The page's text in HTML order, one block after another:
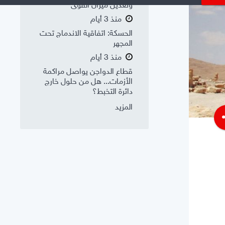
وتعديل ميزان القوى
منذ 3 أيام
الحسكة: اتفاقية الاندماج تحت
المجهر
منذ 3 أيام
قطاع الدواجن يواصل مراكمة
الأزمات... هل من حلول خارج
دائرة التخبط؟
المزيد